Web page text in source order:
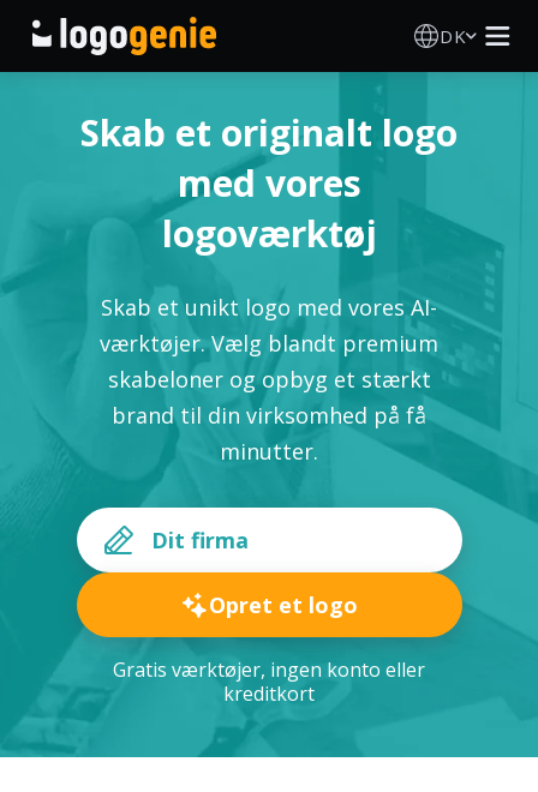
DK
Logoidéer
Trykte produkter
Skab et originalt logo
med vores
logoværktøj
Skab et unikt logo med vores AI-
værktøjer. Vælg blandt premium
skabeloner og opbyg et stærkt
brand til din virksomhed på få
minutter.
Opret et logo
Gratis værktøjer, ingen konto eller
kreditkort